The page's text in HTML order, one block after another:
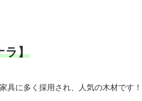
ラ】
具に多く採用され、人気の木材です！